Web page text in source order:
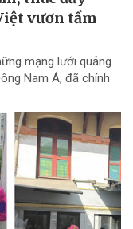
vươn tầm
mạng lưới quảng
Nam Á, đã chính